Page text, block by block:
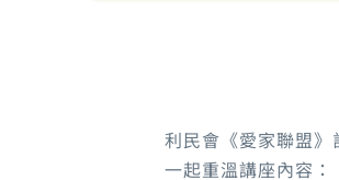
利民會《愛家聯盟
一起重溫講座內容：